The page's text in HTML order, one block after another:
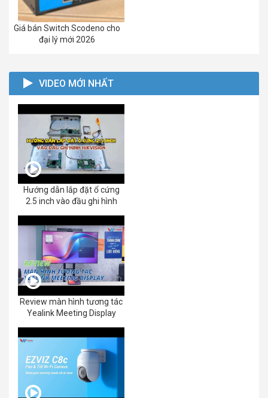
Giá bán Switch Scodeno cho
đại lý mới 2026
VIDEO MỚI NHẤT
Hướng dẫn lắp đặt ổ cứng
2.5 inch vào đầu ghi hình
Review màn hình tương tác
Yealink Meeting Display